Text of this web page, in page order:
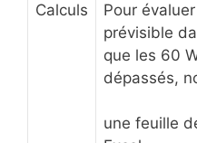
Calculs
Pour
prévisible
que les 60
dépassés,
une feuille